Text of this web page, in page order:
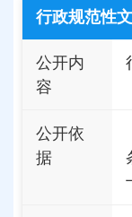
行政规范性
公开内
容
公开依
据